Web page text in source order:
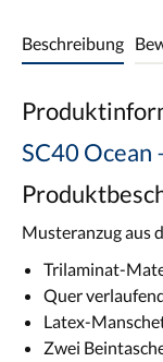
Beschreibung
SC40 Ocean
Musteranzug aus
Trilaminat-
Quer
Latex-
Zwei